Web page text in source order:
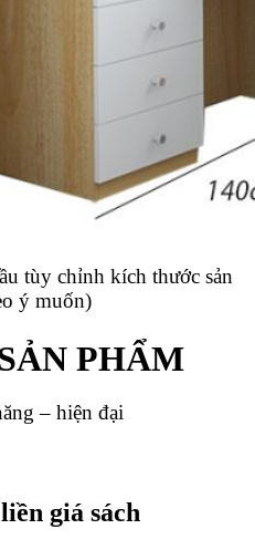
tùy chỉnh kích thước sản
ý muốn)
PHẨM
– hiện đại
giá sách